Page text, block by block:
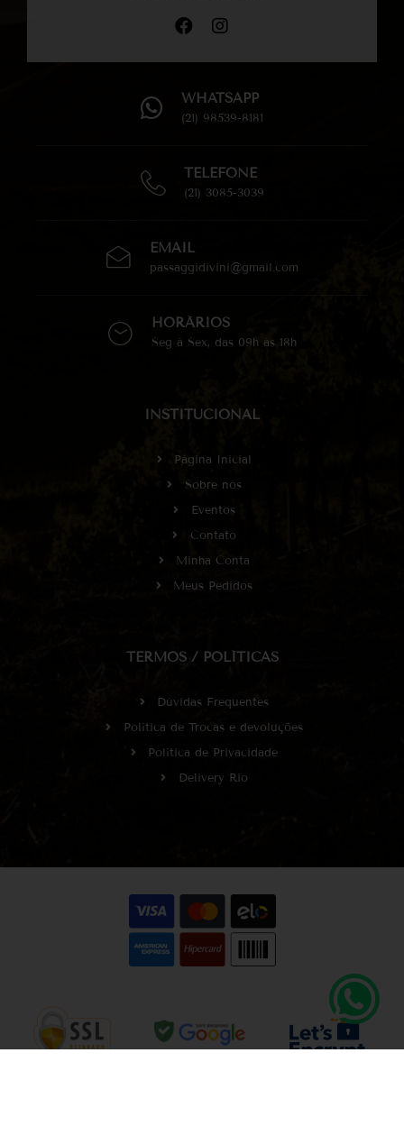
WHATSAPP
(21) 98539-8181
TELEFONE
(21) 3085-3039
EMAIL
passaggidivini@gmail.com
HORÁRIOS
Seg à Sex, das 09h às 18h
INSTITUCIONAL
Página Inicial
Sobre nós
Eventos
Contato
Minha Conta
Meus Pedidos
TERMOS / POLÍTICAS
Dúvidas Frequentes
Política de Trocas e devoluções
Política de Privacidade
Delivery Rio